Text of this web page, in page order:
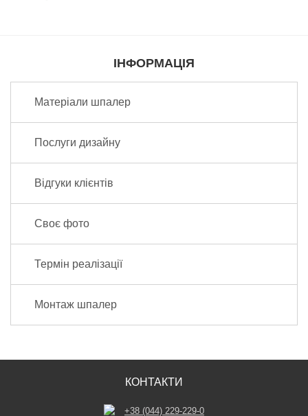
ІНФОРМАЦІЯ
Матеріали шпалер
Послуги дизайну
Відгуки клієнтів
Своє фото
Термін реалізації
Монтаж шпалер
КОНТАКТИ
+38 (044) 229-229-0